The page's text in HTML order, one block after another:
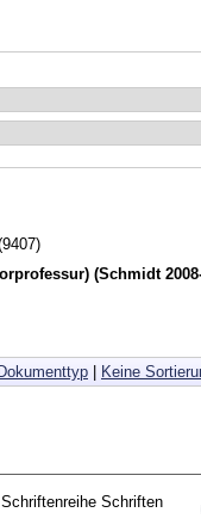
(Schmidt
| Keine
Schriftenreihe Schriften